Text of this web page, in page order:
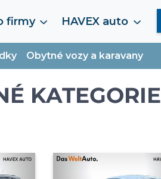
firmy HAVEX auto
Obytné vozy a karavany
KATEGORIE